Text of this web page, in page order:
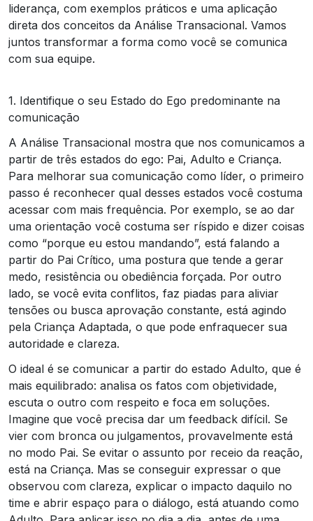
liderança, com exemplos práticos e uma aplicação
direta dos conceitos da Análise Transacional. Vamos
juntos transformar a forma como você se comunica
com sua equipe.
1. Identifique o seu Estado do Ego predominante na
comunicação
A Análise Transacional mostra que nos comunicamos a
partir de três estados do ego: Pai, Adulto e Criança.
Para melhorar sua comunicação como líder, o primeiro
passo é reconhecer qual desses estados você costuma
acessar com mais frequência. Por exemplo, se ao dar
uma orientação você costuma ser ríspido e dizer coisas
como “porque eu estou mandando”, está falando a
partir do Pai Crítico, uma postura que tende a gerar
medo, resistência ou obediência forçada. Por outro
lado, se você evita conflitos, faz piadas para aliviar
tensões ou busca aprovação constante, está agindo
pela Criança Adaptada, o que pode enfraquecer sua
autoridade e clareza.
O ideal é se comunicar a partir do estado Adulto, que é
mais equilibrado: analisa os fatos com objetividade,
escuta o outro com respeito e foca em soluções.
Imagine que você precisa dar um feedback difícil. Se
vier com bronca ou julgamentos, provavelmente está
no modo Pai. Se evitar o assunto por receio da reação,
está na Criança. Mas se conseguir expressar o que
observou com clareza, explicar o impacto daquilo no
time e abrir espaço para o diálogo, está atuando como